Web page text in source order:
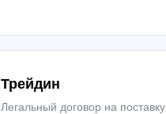
Легальный договор на поставку
Трейдин